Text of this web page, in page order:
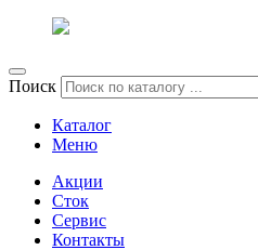
Поиск
Каталог
Меню
Акции
Сток
Сервис
Контакты